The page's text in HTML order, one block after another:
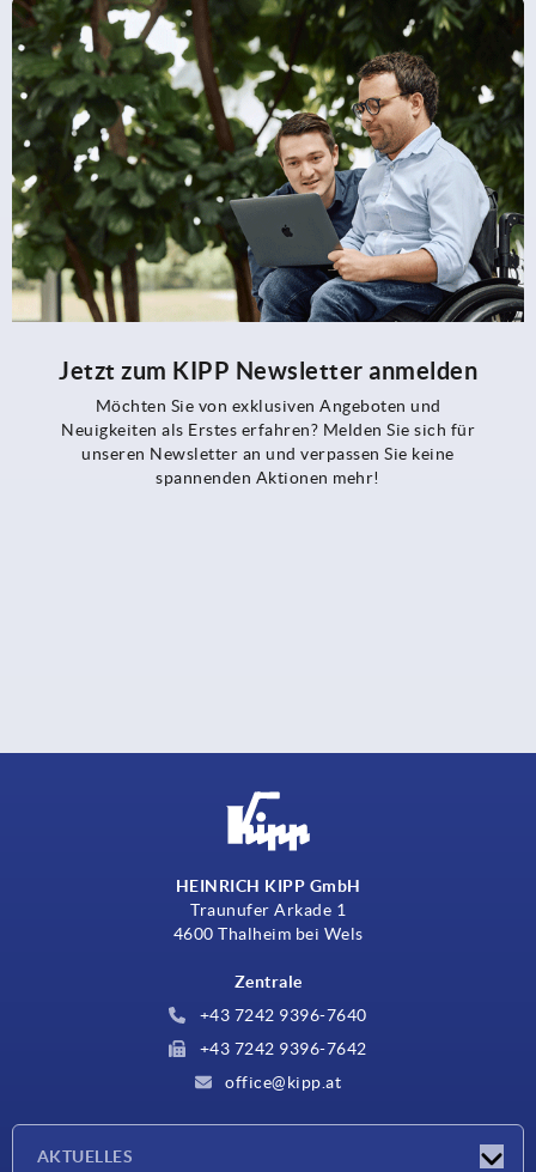
Jetzt zum KIPP Newsletter anmelden
Möchten Sie von exklusiven Angeboten und
Neuigkeiten als Erstes erfahren? Melden Sie sich für
unseren Newsletter an und verpassen Sie keine
spannenden Aktionen mehr!
HEINRICH KIPP GmbH
Traunufer Arkade 1
4600 Thalheim bei Wels
Zentrale
+43 7242 9396-7640
+43 7242 9396-7642
office@kipp.at
AKTUELLES